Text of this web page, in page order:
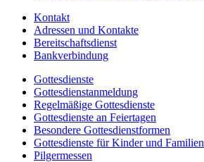
Kontakt
Adressen und Kontakte
Bereitschaftsdienst
Bankverbindung
Gottesdienste
Gottesdienstanmeldung
Regelmäßige Gottesdienste
Gottesdienste an Feiertagen
Besondere Gottesdienstformen
Gottesdienste für Kinder und Familien
Pilgermessen